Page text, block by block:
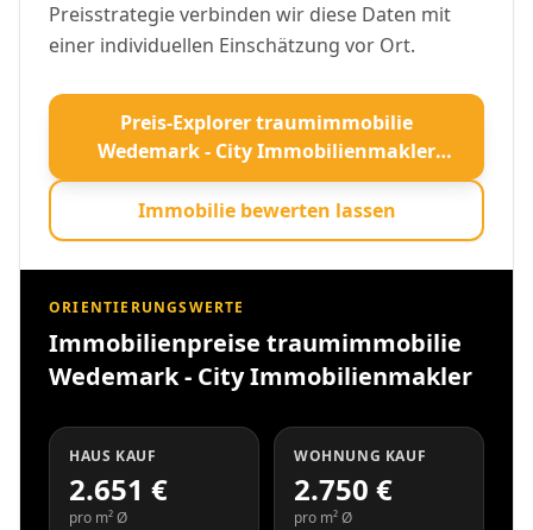
Preisstrategie verbinden wir diese Daten mit
einer individuellen Einschätzung vor Ort.
Preis-Explorer traumimmobilie
Wedemark - City Immobilienmakler
öffnen
Immobilie bewerten lassen
ORIENTIERUNGSWERTE
Immobilienpreise traumimmobilie
Wedemark - City Immobilienmakler
HAUS KAUF
2.651 €
pro m² Ø
WOHNUNG KAUF
2.750 €
pro m² Ø